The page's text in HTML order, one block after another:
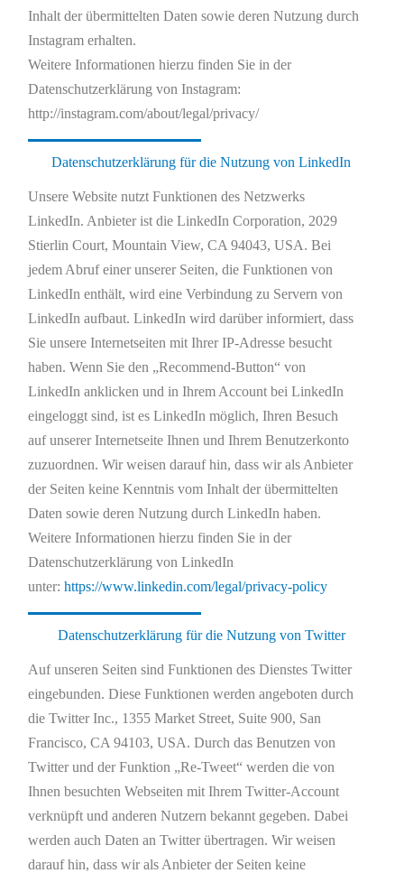
Inhalt der übermittelten Daten sowie deren Nutzung durch
Instagram erhalten.
Weitere Informationen hierzu finden Sie in der
Datenschutzerklärung von Instagram:
http://instagram.com/about/legal/privacy/
Datenschutzerklärung für die Nutzung von LinkedIn
Unsere Website nutzt Funktionen des Netzwerks
LinkedIn. Anbieter ist die LinkedIn Corporation, 2029
Stierlin Court, Mountain View, CA 94043, USA. Bei
jedem Abruf einer unserer Seiten, die Funktionen von
LinkedIn enthält, wird eine Verbindung zu Servern von
LinkedIn aufbaut. LinkedIn wird darüber informiert, dass
Sie unsere Internetseiten mit Ihrer IP-Adresse besucht
haben. Wenn Sie den „Recommend-Button“ von
LinkedIn anklicken und in Ihrem Account bei LinkedIn
eingeloggt sind, ist es LinkedIn möglich, Ihren Besuch
auf unserer Internetseite Ihnen und Ihrem Benutzerkonto
zuzuordnen. Wir weisen darauf hin, dass wir als Anbieter
der Seiten keine Kenntnis vom Inhalt der übermittelten
Daten sowie deren Nutzung durch LinkedIn haben.
Weitere Informationen hierzu finden Sie in der
Datenschutzerklärung von LinkedIn
unter: https://www.linkedin.com/legal/privacy-policy
Datenschutzerklärung für die Nutzung von Twitter
Auf unseren Seiten sind Funktionen des Dienstes Twitter
eingebunden. Diese Funktionen werden angeboten durch
die Twitter Inc., 1355 Market Street, Suite 900, San
Francisco, CA 94103, USA. Durch das Benutzen von
Twitter und der Funktion „Re-Tweet“ werden die von
Ihnen besuchten Webseiten mit Ihrem Twitter-Account
verknüpft und anderen Nutzern bekannt gegeben. Dabei
werden auch Daten an Twitter übertragen. Wir weisen
darauf hin, dass wir als Anbieter der Seiten keine